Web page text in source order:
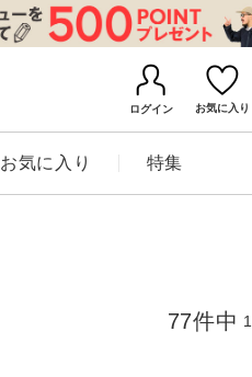
ログイン お気に入り
お気に入り 特集
77件中 1